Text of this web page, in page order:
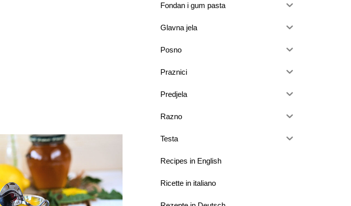
Fondan i gum pasta
Glavna jela
Posno
Praznici
Predjela
Razno
Testa
Recipes in English
Ricette in italiano